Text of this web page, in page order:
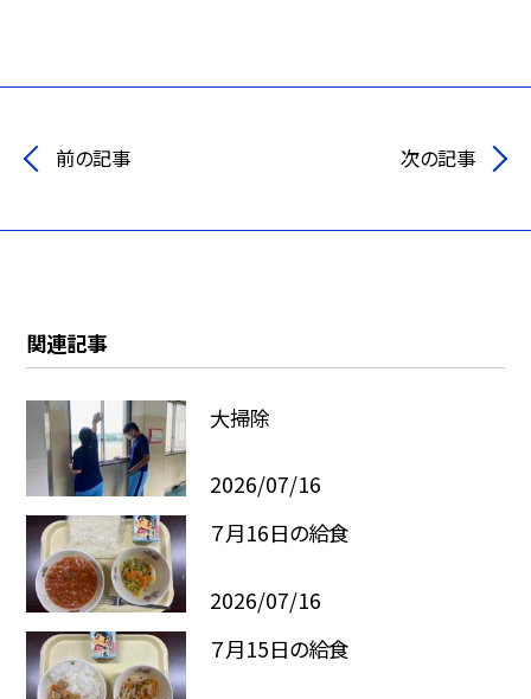
前の記事 次の記事
関連記事
大掃除
2026/07/16
７月16日の給食
2026/07/16
７月15日の給食